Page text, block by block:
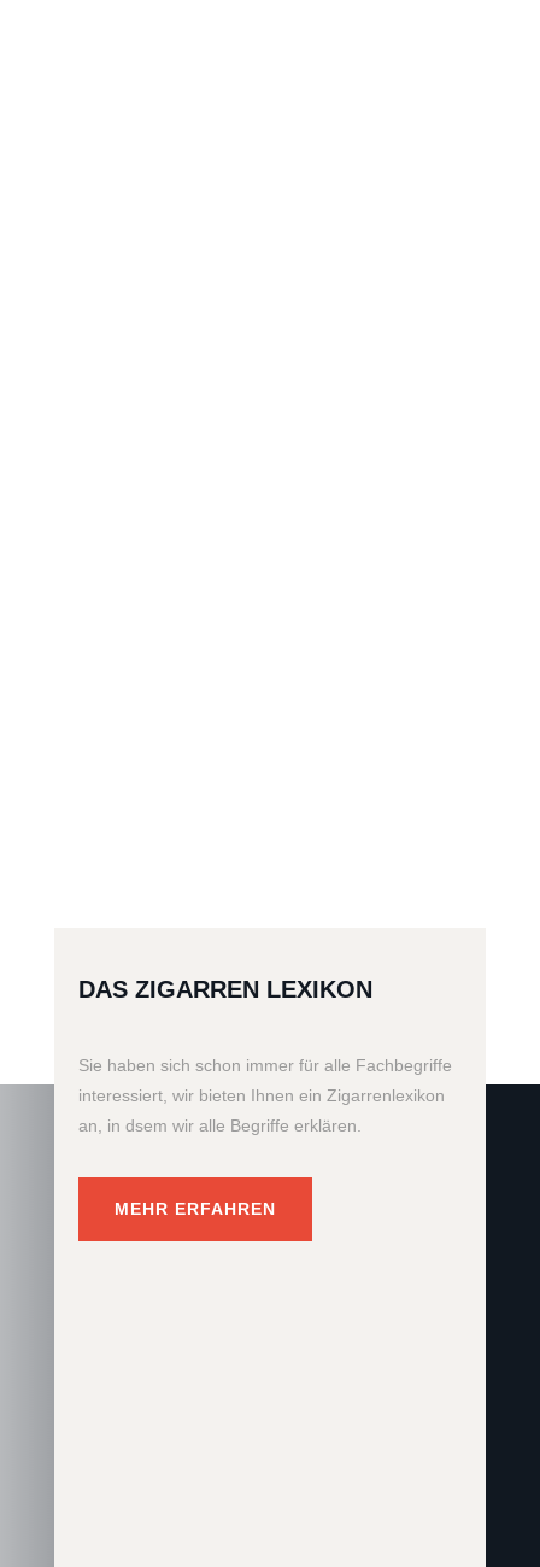
DAS ZIGARREN LEXIKON
Sie haben sich schon immer für alle Fachbegriffe
interessiert, wir bieten Ihnen ein Zigarrenlexikon
an, in dsem wir alle Begriffe erklären.
MEHR ERFAHREN